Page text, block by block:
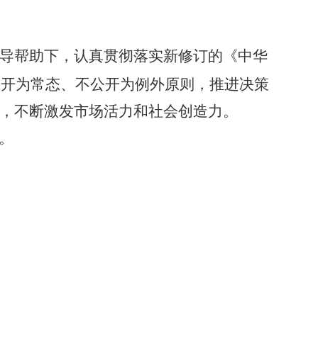
帮助下，认真贯彻落实新修订的《中华
为常态、不公开为例外原则，推进决策
断激发市场活力和社会创造力。